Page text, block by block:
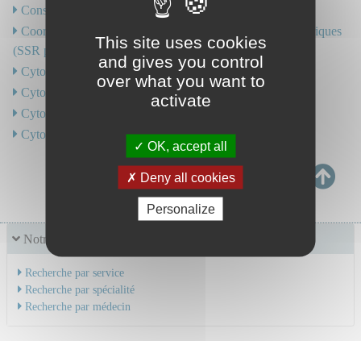
Notre offre de soins
Recherche par service
Recherche par spécialité
Recherche par médecin
Consultations pour coups et blessures
Coordination en Soins de Suite et de Réadaptation Pédiatriques
(SSR pédiatriques - réseau R4P)
Cytogénétique hématologique
Cytologie
Cytologie - Histologie Rénale
Cytométrie en flux
This site uses cookies
and gives you control
over what you want to
activate
OK, accept all
Deny all cookies
Personalize